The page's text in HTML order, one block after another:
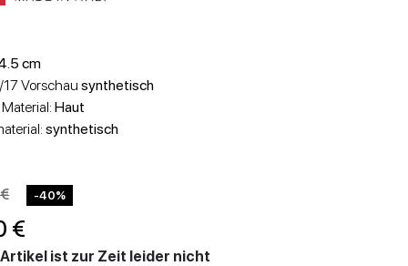
cm
17 Vorschausynthetisch
Haut
synthetisch
-40%
€
ist zur Zeit leider nicht